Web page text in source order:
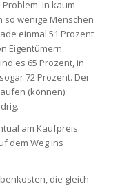
In kaum
so wenige Menschen
einmal 51 Prozent
Eigentümern
es 65 Prozent, in
72 Prozent. Der
(können):
am Kaufpreis
dem Weg ins
die gleich